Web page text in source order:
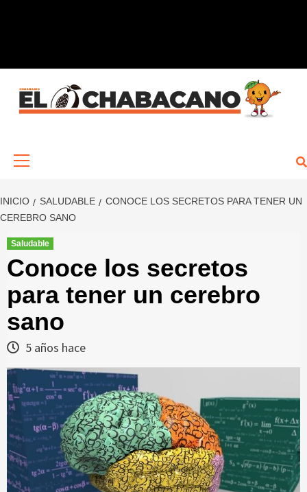
INICIO SALUDABLE
CONOCE LOS SECRETOS PARA TENER UN
CEREBRO SANO
Saludable
Conoce los secretos
para tener un cerebro
sano
5 años hace